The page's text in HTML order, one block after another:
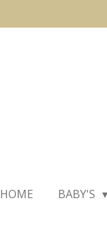
HOME BABY'S